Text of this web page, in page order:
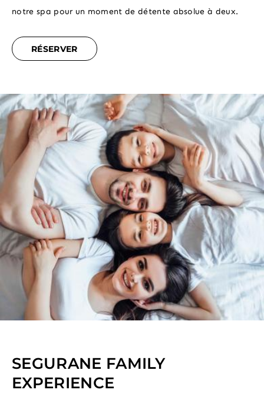
notre spa pour un moment de détente absolue à deux.
RÉSERVER
SEGURANE FAMILY
EXPERIENCE